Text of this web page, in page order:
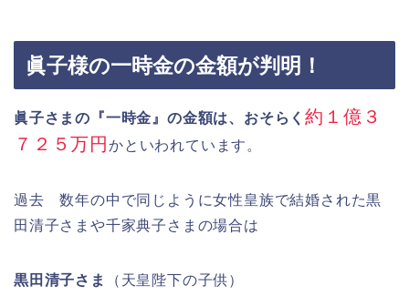
眞子様の一時金の金額が判明！
眞子さまの『一時金』の金額は、おそらく約１億３
７２５万円 かといわれています。
過去 数年の中で同じように女性皇族で結婚された黒
田清子さまや千家典子さまの場合は
黒田清子さま （天皇陛下の子供）